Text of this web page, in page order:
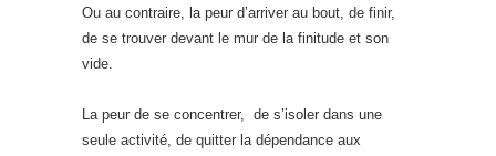
Ou au contraire, la peur d’arriver au bout, de finir,
de se trouver devant le mur de la finitude et son
vide.
La peur de se concentrer, de s’isoler dans une
seule activité, de quitter la dépendance aux